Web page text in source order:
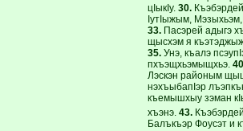
цIыкIу.30.
IутIыжым,
33. Пасэрей адыгэ
щысхэм я
35. Унэ, къалэ
пхъэщхьэмыщхьэ.
Лэскэн районым
нэхъыбапIэр
къемышхыу зэман
хъэнэ.43.
Балъкъэр Фоусэт и